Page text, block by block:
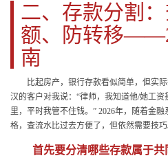
二、存款分割
额、防转移
南
比起房产，银行存款看似简单，但实
汉的客户对我说：“律师，我知道他/她工
里，平时我管不住钱。” 2026年，随着金
格，查流水比过去方便了，但依然需要技巧
首先要分清哪些存款属于共